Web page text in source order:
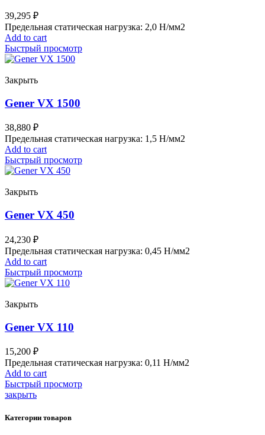
39,295 ₽
Предельная статическая нагрузка: 2,0 Н/мм2
Add to cart
Быстрый просмотр
Закрыть
Gener VX 1500
38,880 ₽
Предельная статическая нагрузка: 1,5 Н/мм2
Add to cart
Быстрый просмотр
Закрыть
Gener VX 450
24,230 ₽
Предельная статическая нагрузка: 0,45 Н/мм2
Add to cart
Быстрый просмотр
Закрыть
Gener VX 110
15,200 ₽
Предельная статическая нагрузка: 0,11 Н/мм2
Add to cart
Быстрый просмотр
закрыть
Категории товаров